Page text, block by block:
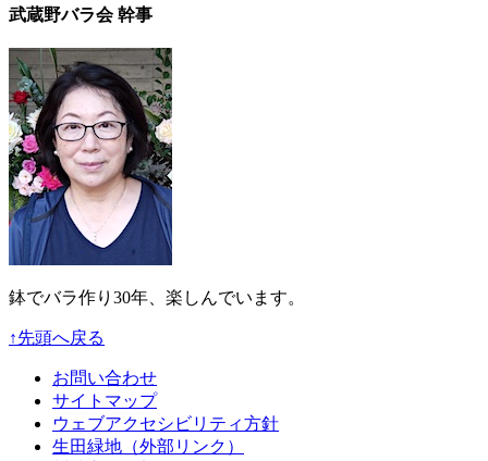
武蔵野バラ会 幹事
鉢でバラ作り30年、楽しんでいます。
↑先頭へ戻る
お問い合わせ
サイトマップ
ウェブアクセシビリティ方針
生田緑地（外部リンク）